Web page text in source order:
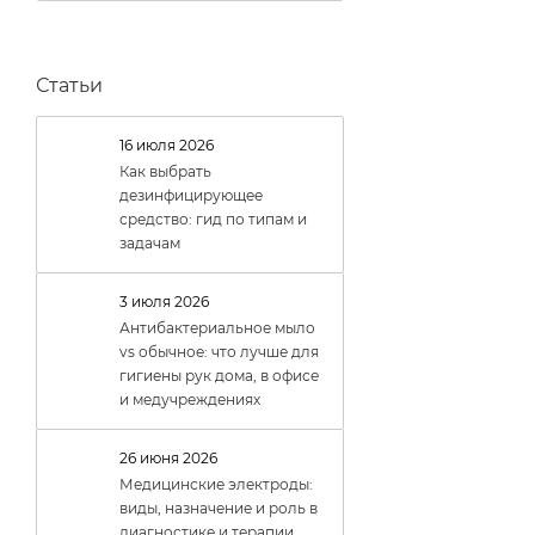
Изопропиловый спирт
Отделения неонатологии
(0)
Парикмахерские (
Пенитенциарные
учреждения (0
Потребительские рынки
(0)
Предприятия
общественного питания
Предприятия
продовольственной
торговли (0)
Санитарный транспорт (
Статьи
16 июля 2026
Как выбрать
дезинфицирующее
средство: гид по типам и
задачам
3 июля 2026
Антибактериальное мыло
vs обычное: что лучше для
гигиены рук дома, в офисе
и медучреждениях
26 июня 2026
Медицинские электроды:
виды, назначение и роль в